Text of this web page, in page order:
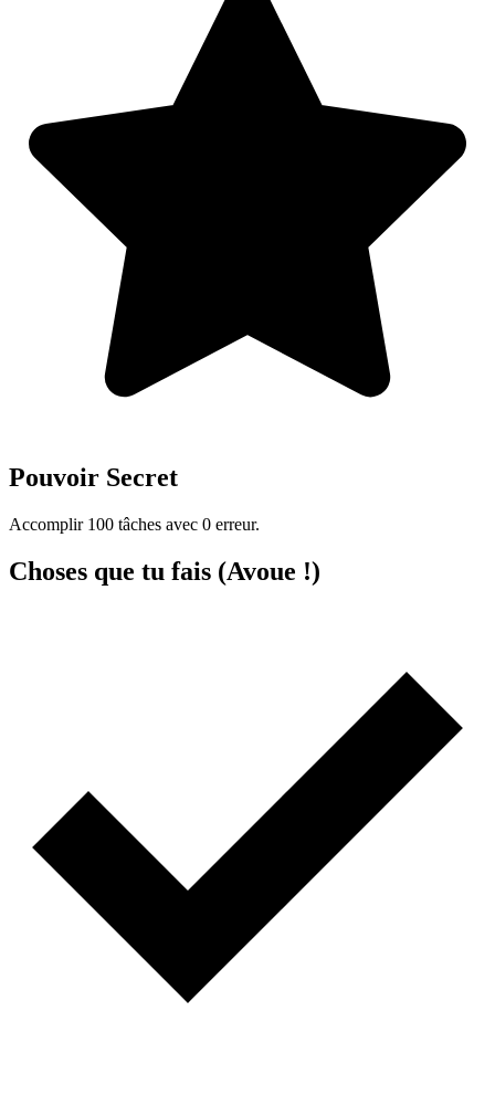
Pouvoir Secret
Accomplir 100 tâches avec 0 erreur.
Choses que tu fais (Avoue !)